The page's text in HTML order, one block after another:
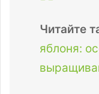
Читайте
яблоня: